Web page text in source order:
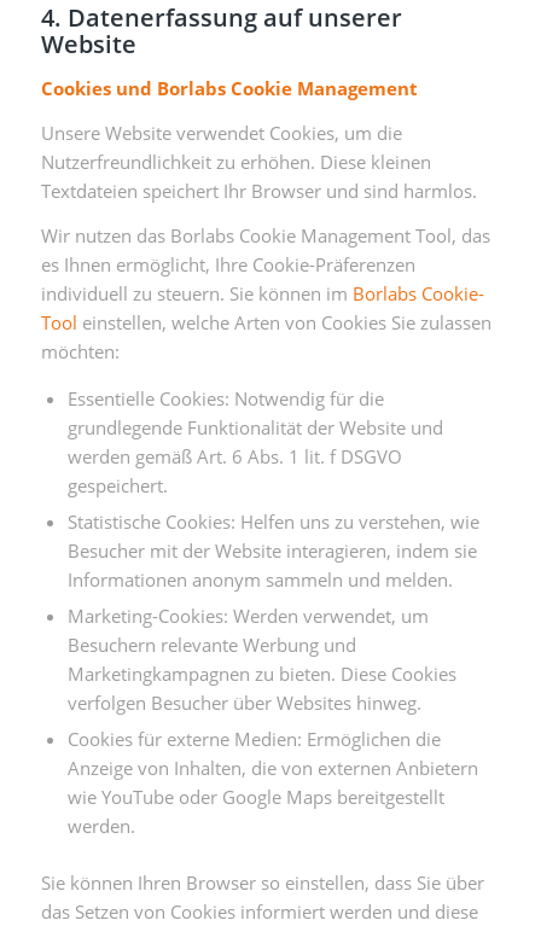
4. Datenerfassung auf unserer
Website
Cookies und Borlabs Cookie Management
Unsere Website verwendet Cookies, um die
Nutzerfreundlichkeit zu erhöhen. Diese kleinen
Textdateien speichert Ihr Browser und sind harmlos.
Wir nutzen das Borlabs Cookie Management Tool, das
es Ihnen ermöglicht, Ihre Cookie-Präferenzen
individuell zu steuern. Sie können im Borlabs Cookie-
Tool einstellen, welche Arten von Cookies Sie zulassen
möchten:
Essentielle Cookies: Notwendig für die
grundlegende Funktionalität der Website und
werden gemäß Art. 6 Abs. 1 lit. f DSGVO
gespeichert.
Statistische Cookies: Helfen uns zu verstehen, wie
Besucher mit der Website interagieren, indem sie
Informationen anonym sammeln und melden.
Marketing-Cookies: Werden verwendet, um
Besuchern relevante Werbung und
Marketingkampagnen zu bieten. Diese Cookies
verfolgen Besucher über Websites hinweg.
Cookies für externe Medien: Ermöglichen die
Anzeige von Inhalten, die von externen Anbietern
wie YouTube oder Google Maps bereitgestellt
werden.
Sie können Ihren Browser so einstellen, dass Sie über
das Setzen von Cookies informiert werden und diese